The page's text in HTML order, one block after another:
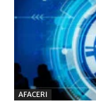
AFACERI